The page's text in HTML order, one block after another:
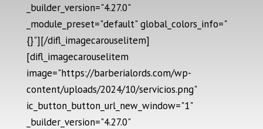
_builder_version="4.27.0"
_module_preset="default" global_colors_info="
{}"][/difl_imagecarouselitem]
[difl_imagecarouselitem
image="https://barberialords.com/wp-
content/uploads/2024/10/servicios.png"
ic_button_button_url_new_window="1"
_builder_version="4.27.0"